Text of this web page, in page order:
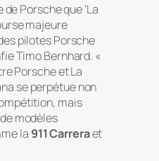
de Porsche que ‘La
majeure
pilotes Porsche
Timo Bernhard. «
Porsche et La
se perpétue non
mais
modèles
la 911 Carreraet